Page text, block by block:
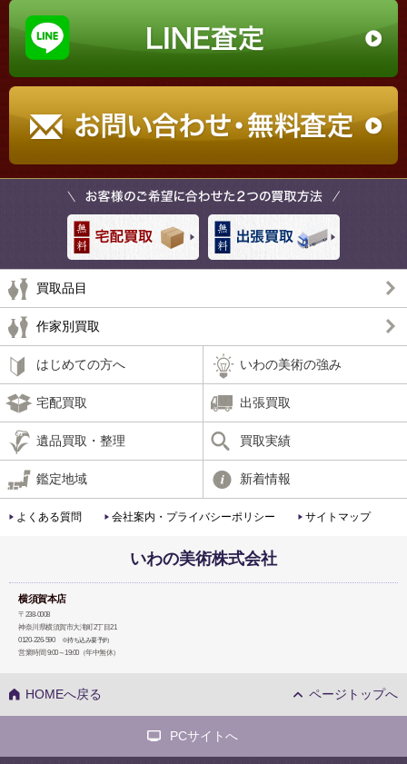
買取品目
作家別買取
はじめての方へ いわの美術の強み
宅配買取 出張買取
遺品買取・整理 買取実績
鑑定地域 新着情報
よくある質問 会社案内・プライバシーポリシー サイトマップ
いわの美術株式会社
横須賀本店
〒238-0008
神奈川県横須賀市大滝町2丁目21
0120-226-590
※持ち込み要予約
営業時間 9:00～19:00（年中無休）
HOMEへ戻る ページトップへ
PCサイトへ